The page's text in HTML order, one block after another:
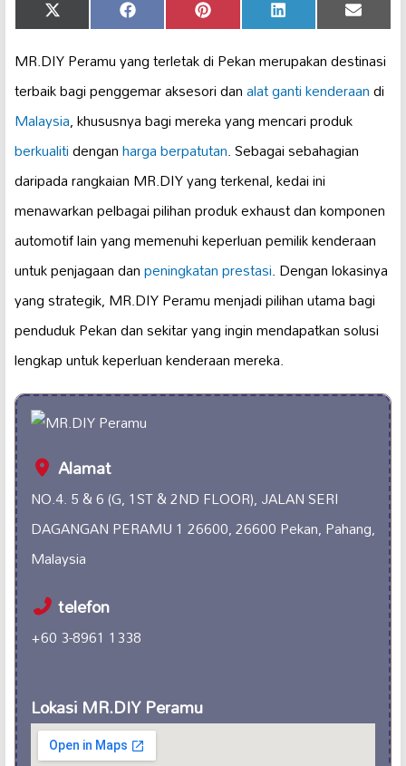
Share
on
X
(Twitter)
Share
on
Facebook Share
on
Pinterest Share
on
LinkedIn Share
on
Email
MR.DIY Peramu yang terletak di Pekan merupakan destinasi
terbaik bagi penggemar aksesori danalat ganti kenderaandi
Malaysia, khususnya bagi mereka yang mencari produk
berkualitidenganharga berpatutan. Sebagai sebahagian
daripada rangkaian MR.DIY yang terkenal, kedai ini
menawarkan pelbagai pilihan produk exhaust dan komponen
automotif lain yang memenuhi keperluan pemilik kenderaan
untuk penjagaan danpeningkatan prestasi. Dengan lokasinya
yang strategik, MR.DIY Peramu menjadi pilihan utama bagi
penduduk Pekan dan sekitar yang ingin mendapatkan solusi
lengkap untuk keperluan kenderaan mereka.
Alamat
NO.4. 5 & 6 (G, 1ST & 2ND FLOOR), JALAN SERI
DAGANGAN PERAMU 1 26600, 26600 Pekan, Pahang,
Malaysia
telefon
+60 3-8961 1338
Lokasi MR.DIY Peramu